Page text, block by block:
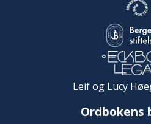
Leif og Lucy
Ordbokens